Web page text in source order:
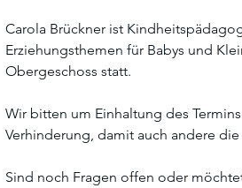
Carola Brückner ist
Erziehungsthemen für Babys und
Obergeschoss statt.
Wir bitten um Einhaltung des
Verhinderung, damit auch andere
Sind noch Fragen offen oder